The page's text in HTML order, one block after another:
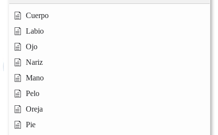
Cuerpo
Labio
Ojo
Nariz
Mano
Pelo
Oreja
Pie